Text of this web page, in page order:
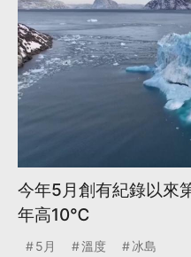
今年5月創有紀錄以來
年高10℃
5月 溫度 冰島